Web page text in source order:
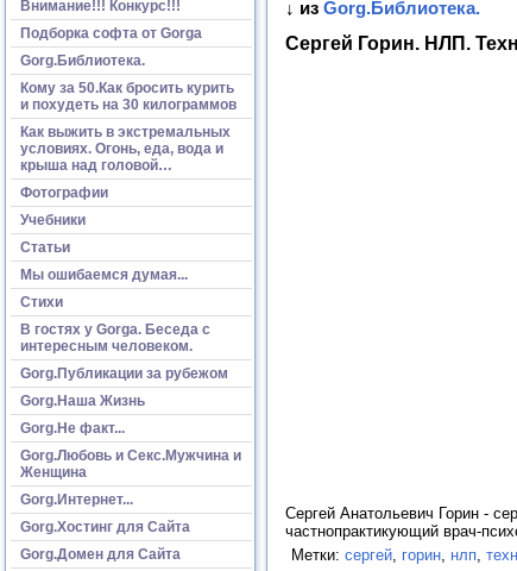
Внимание!!! Конкурс!!!
Подборка софта от Gorga
Gorg.Библиотека.
Кому за 50.Как бросить курить
и похудеть на 30 килограммов
Как выжить в экстремальных
условиях. Огонь, еда, вода и
крыша над головой…
Фотографии
Учебники
Статьи
Мы ошибаемся думая...
Стихи
В гостях у Gorga. Беседа с
интересным человеком.
Gorg.Публикации за рубежом
Gorg.Наша Жизнь
Gorg.Не факт...
Gorg.Любовь и Секс.Мужчина и
Женщина
Gorg.Интернет...
Gorg.Хостинг для Сайта
Gorg.Домен для Сайта
↓ из Gorg.Библиотека.
Сергей Горин. НЛП.
Сергей Анатольевич Горин -
частнопрактикующий врач-
Метки: сергей, горин, нлп,